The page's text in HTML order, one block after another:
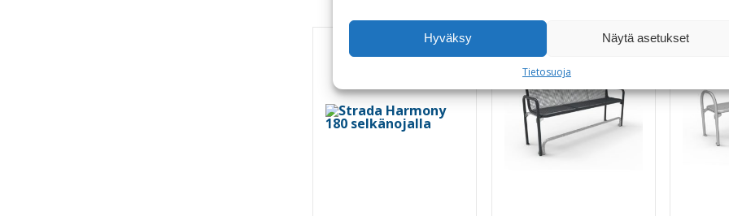
Hyväksy Näytä asetukset
Tietosuoja